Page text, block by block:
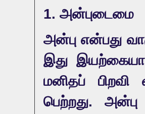
1. அன்புடைமை
அன்பு என்பது
இது
மனிதப்
பெற்றது.